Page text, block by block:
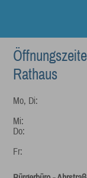
Rathaus
Mo, Di:
Mi:
Do:
Fr: